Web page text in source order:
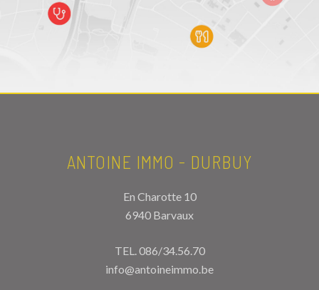
ANTOINE IMMO - DURBUY
En Charotte 10
6940 Barvaux
TEL.086/34.56.70
info@antoineimmo.be